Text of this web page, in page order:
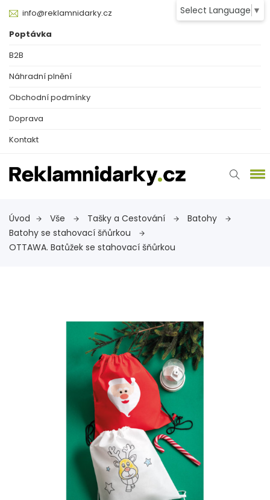
Select Language ▼
info@reklamnidarky.cz
Poptávka
B2B
Náhradní plnění
Obchodní podmínky
Doprava
Kontakt
Úvod Vše Tašky a Cestování
Batohy
Batohy se stahovací šňůrkou
OTTAWA. Batůžek se stahovací šňůrkou